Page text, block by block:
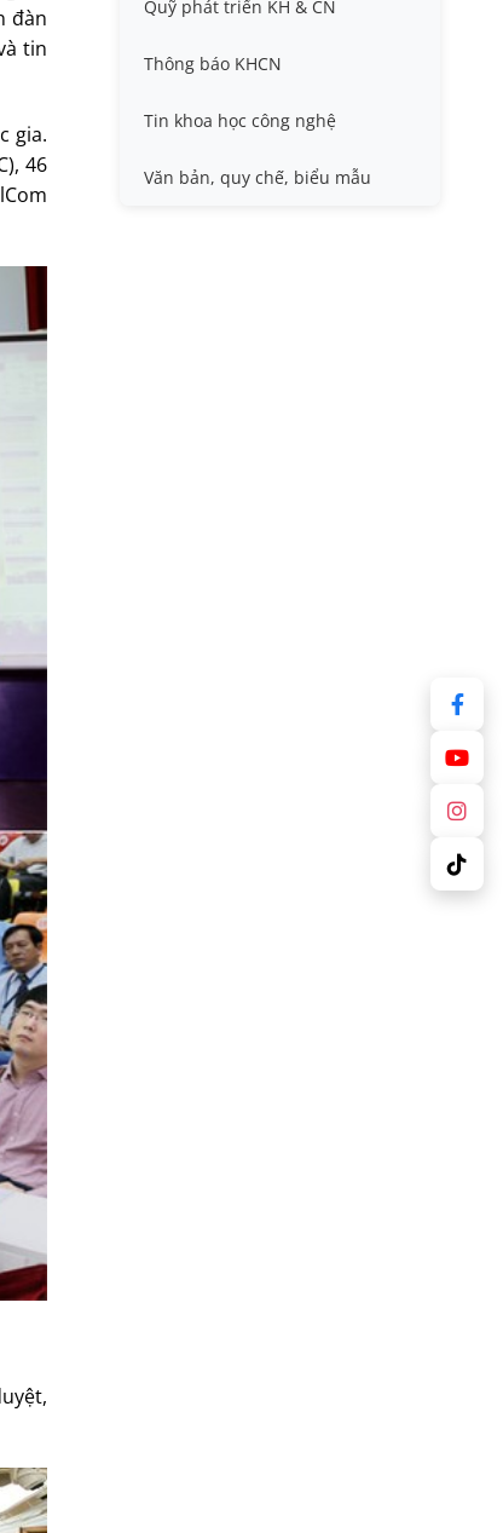
đàn
tin
gia.
46
Nafosted, Nghị định thư
Sở hữu trí tuệ
Thông tin ứng viên GS/PGS
Tiêu chuẩn, quy chuẩn
Hội nghị quốc tế và hội nghị
Quỹ phát triển KH & CN
Thông báo KHCN
Tin khoa học công nghệ
Văn bản, quy chế, biểu mẫu